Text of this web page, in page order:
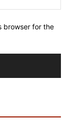
browser for the